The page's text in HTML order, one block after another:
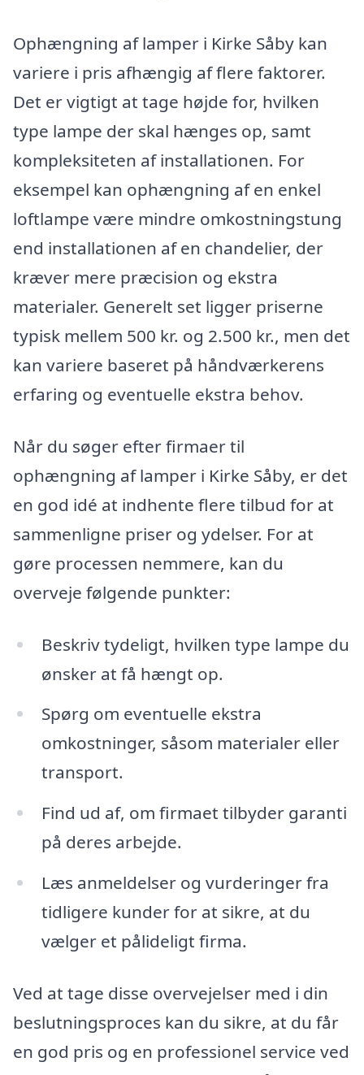
Ophængning af lamper i Kirke Såby kan
variere i pris afhængig af flere faktorer.
Det er vigtigt at tage højde for, hvilken
type lampe der skal hænges op, samt
kompleksiteten af installationen. For
eksempel kan ophængning af en enkel
loftlampe være mindre omkostningstung
end installationen af en chandelier, der
kræver mere præcision og ekstra
materialer. Generelt set ligger priserne
typisk mellem 500 kr. og 2.500 kr., men det
kan variere baseret på håndværkerens
erfaring og eventuelle ekstra behov.
Når du søger efter firmaer til
ophængning af lamper i Kirke Såby, er det
en god idé at indhente flere tilbud for at
sammenligne priser og ydelser. For at
gøre processen nemmere, kan du
overveje følgende punkter:
Beskriv tydeligt, hvilken type lampe du
ønsker at få hængt op.
Spørg om eventuelle ekstra
omkostninger, såsom materialer eller
transport.
Find ud af, om firmaet tilbyder garanti
på deres arbejde.
Læs anmeldelser og vurderinger fra
tidligere kunder for at sikre, at du
vælger et pålideligt firma.
Ved at tage disse overvejelser med i din
beslutningsproces kan du sikre, at du får
en god pris og en professionel service ved